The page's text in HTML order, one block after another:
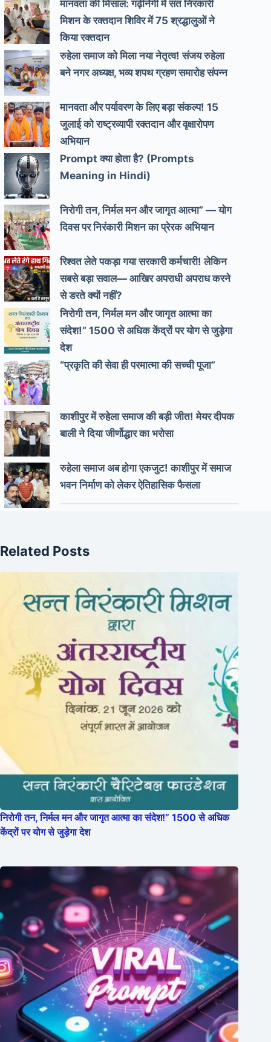
मानवता की मिसाल: गढ़ीनेगी में संत निरंकारी
मिशन के रक्तदान शिविर में 75 श्रद्धालुओं ने
किया रक्तदान
रुहेला समाज को मिला नया नेतृत्व! संजय रुहेला
बने नगर अध्यक्ष, भव्य शपथ ग्रहण समारोह संपन्न
मानवता और पर्यावरण के लिए बड़ा संकल्प! 15
जुलाई को राष्ट्रव्यापी रक्तदान और वृक्षारोपण
अभियान
Prompt क्या होता है? (Prompts
Meaning in Hindi)
निरोगी तन, निर्मल मन और जागृत आत्मा” — योग
दिवस पर निरंकारी मिशन का प्रेरक अभियान
रिश्वत लेते पकड़ा गया सरकारी कर्मचारी! लेकिन
सबसे बड़ा सवाल— आखिर अपराधी अपराध करने
से डरते क्यों नहीं?
निरोगी तन, निर्मल मन और जागृत आत्मा का
संदेश!” 1500 से अधिक केंद्रों पर योग से जुड़ेगा
देश
“प्रकृति की सेवा ही परमात्मा की सच्ची पूजा”
काशीपुर में रुहेला समाज की बड़ी जीत! मेयर दीपक
बाली ने दिया जीर्णोद्धार का भरोसा
रुहेला समाज अब होगा एकजुट! काशीपुर में समाज
भवन निर्माण को लेकर ऐतिहासिक फैसला
Related Posts
निरोगी तन, निर्मल मन और जागृत आत्मा का संदेश!” 1500 से अधिक
केंद्रों पर योग से जुड़ेगा देश